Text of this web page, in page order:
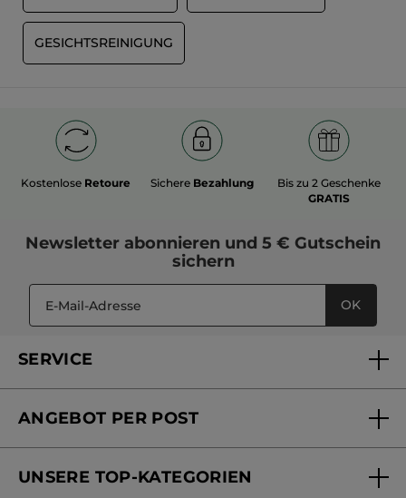
GESICHTSREINIGUNG
Kostenlose Retoure Sichere Bezahlung
Bis zu 2 Geschenke
GRATIS
Newsletter abonnieren und 5 € Gutschein
sichern
OK
SERVICE
Mein Konto
Online Preisliste
ANGEBOT PER POST
Versandhandel Preisliste
UNSERE TOP-KATEGORIEN